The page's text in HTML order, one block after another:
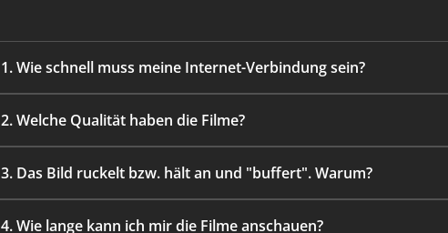
1. Wie schnell muss meine Internet-Verbindung sein?
2. Welche Qualität haben die Filme?
3. Das Bild ruckelt bzw. hält an und "buffert". Warum?
4. Wie lange kann ich mir die Filme anschauen?